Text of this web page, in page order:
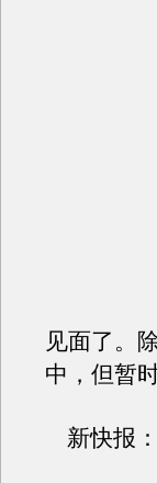
见面了。
中，但暂
新快报